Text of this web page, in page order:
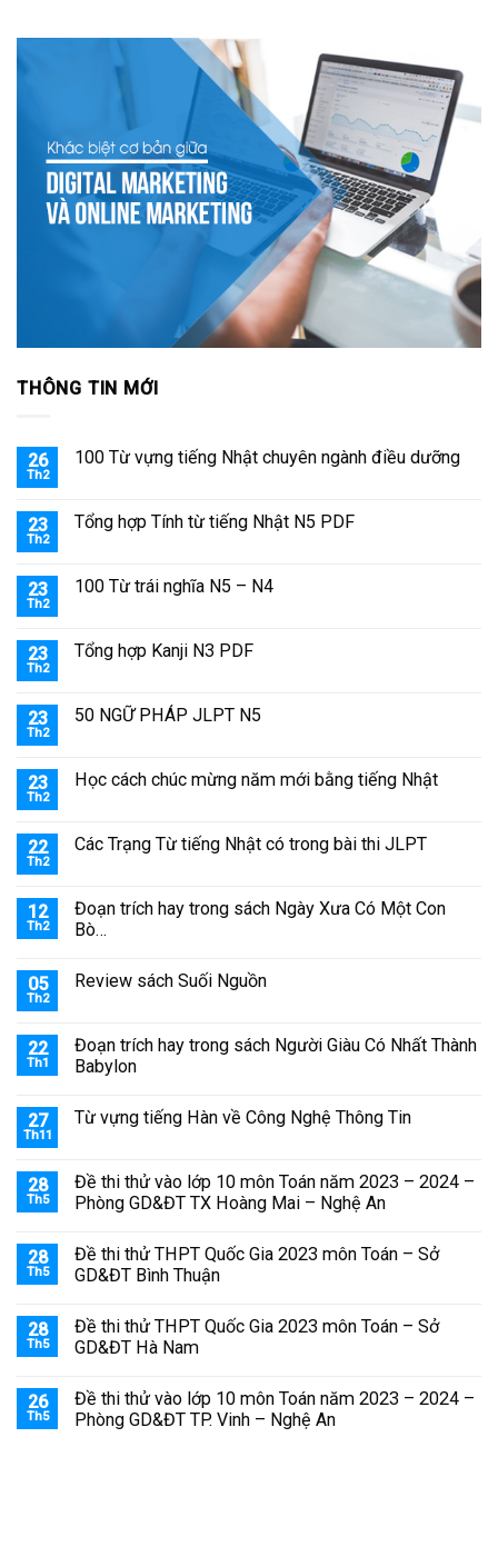
THÔNG TIN MỚI
26
Th2
100 Từ vựng tiếng Nhật chuyên ngành điều dưỡng
23
Th2
Tổng hợp Tính từ tiếng Nhật N5 PDF
23
Th2
100 Từ trái nghĩa N5 – N4
23
Th2
Tổng hợp Kanji N3 PDF
23
Th2
50 NGỮ PHÁP JLPT N5
23
Th2
Học cách chúc mừng năm mới bằng tiếng Nhật
22
Th2
Các Trạng Từ tiếng Nhật có trong bài thi JLPT
12
Th2
Đoạn trích hay trong sách Ngày Xưa Có Một Con
Bò…
05
Th2
Review sách Suối Nguồn
22
Th1
Đoạn trích hay trong sách Người Giàu Có Nhất Thành
Babylon
27
Th11
Từ vựng tiếng Hàn về Công Nghệ Thông Tin
28
Th5
Đề thi thử vào lớp 10 môn Toán năm 2023 – 2024 –
Phòng GD&ĐT TX Hoàng Mai – Nghệ An
28
Th5
Đề thi thử THPT Quốc Gia 2023 môn Toán – Sở
GD&ĐT Bình Thuận
28
Th5
Đề thi thử THPT Quốc Gia 2023 môn Toán – Sở
GD&ĐT Hà Nam
26
Th5
Đề thi thử vào lớp 10 môn Toán năm 2023 – 2024 –
Phòng GD&ĐT TP. Vinh – Nghệ An